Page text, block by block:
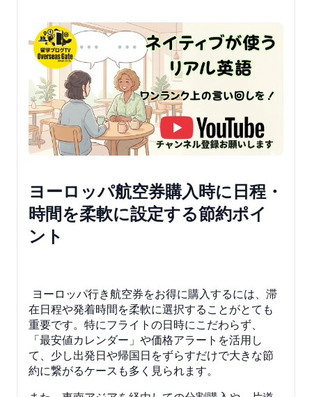
ヨーロッパ航空券購入時に日程・
時間を柔軟に設定する節約ポイ
ント
ヨーロッパ行き航空券をお得に購入するには、滞
在日程や発着時間を柔軟に選択することがとても
重要です。特にフライトの日時にこだわらず、
「最安値カレンダー」や価格アラートを活用し
て、少し出発日や帰国日をずらすだけで大きな節
約に繋がるケースも多く見られます。